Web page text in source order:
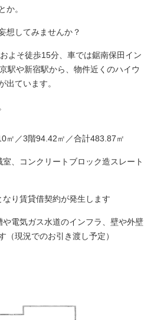
か。
想してみませんか？
よそ徒歩15分、車では鋸南保田イン
駅や新宿駅から、物件近くのハイウ
出ています。
㎡／3階94.42㎡／合計483.87㎡
、コンクリートブロック造スレート
り賃貸借契約が発生します
電気ガス水道のインフラ、壁や外壁
（現況でのお引き渡し予定）